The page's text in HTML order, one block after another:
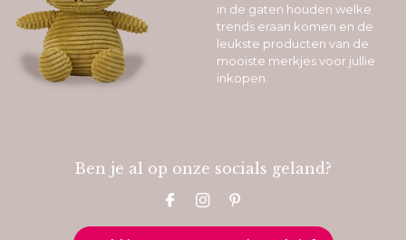
in de gaten houden welke
trends eraan komen en de
leukste producten van de
mooiste merkjes voor jullie
inkopen.
Ben je al op onze socials geland?